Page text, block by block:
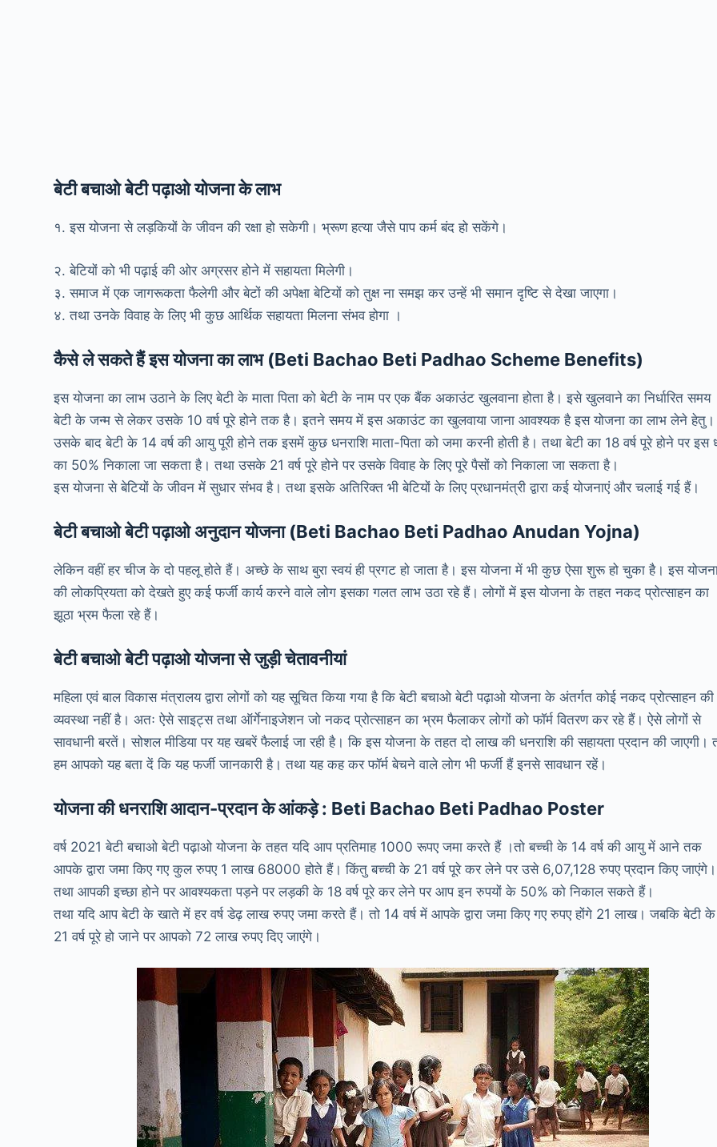
बेटी बचाओ बेटी पढ़ाओ योजना के लाभ
१. इस योजना से लड़कियों के जीवन की रक्षा हो सकेगी। भ्रूण हत्या जैसे पाप कर्म बंद हो सकेंगे।
२. बेटियों को भी पढ़ाई की ओर अग्रसर होने में सहायता मिलेगी।
३. समाज में एक जागरूकता फैलेगी और बेटों की अपेक्षा बेटियों को तुक्ष ना समझ कर उन्हें भी समान दृष्टि से देखा जाएगा।
४. तथा उनके विवाह के लिए भी कुछ आर्थिक सहायता मिलना संभव होगा ।
कैसे ले सकते हैं इस योजना का लाभ (Beti Bachao Beti Padhao Scheme Benefits)
इस योजना का लाभ उठाने के लिए बेटी के माता पिता को बेटी के नाम पर एक बैंक अकाउंट खुलवाना होता है। इसे खुलवाने का निर्धारित समय
बेटी के जन्म से लेकर उसके 10 वर्ष पूरे होने तक है। इतने समय में इस अकाउंट का खुलवाया जाना आवश्यक है इस योजना का लाभ लेने हेतु।
उसके बाद बेटी के 14 वर्ष की आयु पूरी होने तक इसमें कुछ धनराशि माता-पिता को जमा करनी होती है। तथा बेटी का 18 वर्ष पूरे होने पर इस
का 50% निकाला जा सकता है। तथा उसके 21 वर्ष पूरे होने पर उसके विवाह के लिए पूरे पैसों को निकाला जा सकता है।
इस योजना से बेटियों के जीवन में सुधार संभव है। तथा इसके अतिरिक्त भी बेटियों के लिए प्रधानमंत्री द्वारा कई योजनाएं और चलाई गई हैं।
बेटी बचाओ बेटी पढ़ाओ अनुदान योजना (Beti Bachao Beti Padhao Anudan Yojna)
लेकिन वहीं हर चीज के दो पहलू होते हैं। अच्छे के साथ बुरा स्वयं ही प्रगट हो जाता है। इस योजना में भी कुछ ऐसा शुरू हो चुका है। इस
की लोकप्रियता को देखते हुए कई फर्जी कार्य करने वाले लोग इसका गलत लाभ उठा रहे हैं। लोगों में इस योजना के तहत नकद प्रोत्साहन का
झूठा भ्रम फैला रहे हैं।
बेटी बचाओ बेटी पढ़ाओ योजना से जुड़ी चेतावनीयां
महिला एवं बाल विकास मंत्रालय द्वारा लोगों को यह सूचित किया गया है कि बेटी बचाओ बेटी पढ़ाओ योजना के अंतर्गत कोई नकद प्रोत्साहन की
व्यवस्था नहीं है। अतः ऐसे साइट्स तथा ऑर्गेनाइजेशन जो नकद प्रोत्साहन का भ्रम फैलाकर लोगों को फाॅर्म वितरण कर रहे हैं। ऐसे लोगों से
सावधानी बरतें। सोशल मीडिया पर यह खबरें फैलाई जा रही है। कि इस योजना के तहत दो लाख की धनराशि की सहायता प्रदान की जाएगी।
हम आपको यह बता दें कि यह फर्जी जानकारी है। तथा यह कह कर फॉर्म बेचने वाले लोग भी फर्जी हैं इनसे सावधान रहें।
योजना की धनराशि आदान-प्रदान के आंकड़े : Beti Bachao Beti Padhao Poster
वर्ष 2021 बेटी बचाओ बेटी पढ़ाओ योजना के तहत यदि आप प्रतिमाह 1000 रूपए जमा करते हैं ।तो बच्ची के 14 वर्ष की आयु में आने तक
आपके द्वारा जमा किए गए कुल रुपए 1 लाख 68000 होते हैं। किंतु बच्ची के 21 वर्ष पूरे कर लेने पर उसे 6,07,128 रुपए प्रदान किए जाएंगे।
तथा आपकी इच्छा होने पर आवश्यकता पड़ने पर लड़की के 18 वर्ष पूरे कर लेने पर आप इन रुपयों के 50% को निकाल सकते हैं।
तथा यदि आप बेटी के खाते में हर वर्ष डेढ़ लाख रुपए जमा करते हैं। तो 14 वर्ष में आपके द्वारा जमा किए गए रुपए होंगे 21 लाख। जबकि बेटी के
21 वर्ष पूरे हो जाने पर आपको 72 लाख रुपए दिए जाएंगे।